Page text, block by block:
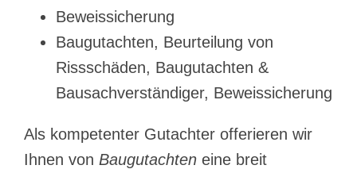
Beweissicherung
Baugutachten, Beurteilung von
Rissschäden, Baugutachten &
Bausachverständiger, Beweissicherung
Als kompetenter Gutachter offerieren wir
Ihnen von Baugutachten eine breit